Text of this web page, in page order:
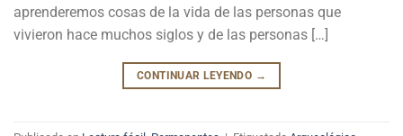
aprenderemos cosas de la vida de las personas que
vivieron hace muchos siglos y de las personas […]
CONTINUAR LEYENDO →